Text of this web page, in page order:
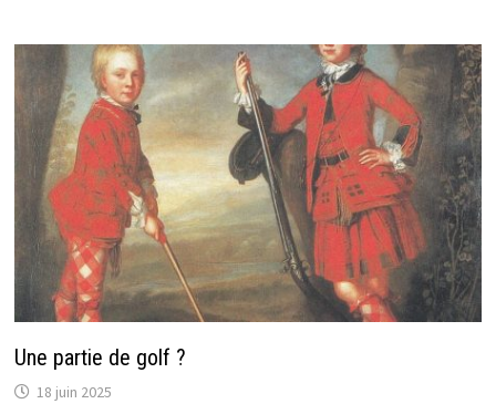
Une partie de golf ?
18 juin 2025